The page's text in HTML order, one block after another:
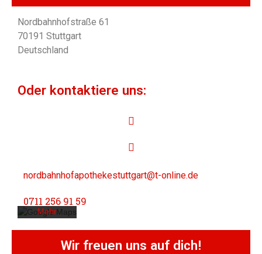
Nordbahnhofstraße 61
70191 Stuttgart
Deutschland
Oder kontaktiere uns:
nordbahnhofapothekestuttgart@t-online.de
0711 256 91 59
Datenschutzerklärung
Google.
Mehr
Wir freuen uns auf dich!